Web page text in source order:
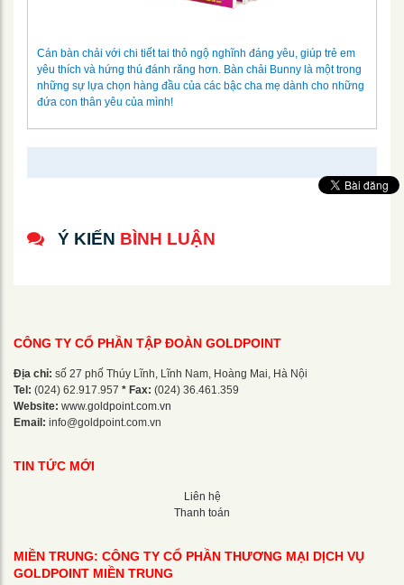
Cán bàn chải với chi tiết tai thỏ ngộ nghĩnh đáng yêu, giúp trẻ em
yêu thích và hứng thú đánh răng hơn. Bàn chải Bunny là một trong
những sự lựa chọn hàng đầu của các bậc cha mẹ dành cho những
đứa con thân yêu của mình!
Ý KIẾN BÌNH LUẬN
CÔNG TY CỔ PHẦN TẬP ĐOÀN GOLDPOINT
Địa chỉ: số 27 phố Thúy Lĩnh, Lĩnh Nam, Hoàng Mai, Hà Nội
Tel: (024) 62.917.957 * Fax: (024) 36.461.359
Website: www.goldpoint.com.vn
Email: info@goldpoint.com.vn
TIN TỨC MỚI
Liên hệ
Thanh toán
MIỀN TRUNG: CÔNG TY CỔ PHẦN THƯƠNG MẠI DỊCH VỤ
GOLDPOINT MIỀN TRUNG